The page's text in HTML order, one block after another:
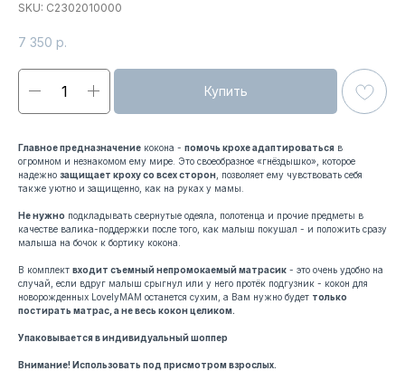
SKU: С2302010000
7 350 р.
Купить
Главное предназначение кокона - помочь крохе адаптироваться в
огромном и незнакомом ему мире. Это своеобразное «гнёздышко», которое
надежно защищает кроху со всех сторон , позволяет ему чувствовать себя
также уютно и защищенно, как на руках у мамы.
Не нужно подкладывать свернутые одеяла, полотенца и прочие предметы в
качестве валика-поддержки после того, как малыш покушал - и положить сразу
малыша на бочок к бортику кокона.
В комплект входит съемный непромокаемый матрасик - это очень удобно на
случай, если вдруг малыш срыгнул или у него протёк подгузник - кокон для
новорожденных LovelyMAM останется сухим, а Вам нужно будет только
постирать матрас, а не весь кокон целиком.
Упаковывается в индивидуальный шоппер
Внимание! Использовать под присмотром взрослых.